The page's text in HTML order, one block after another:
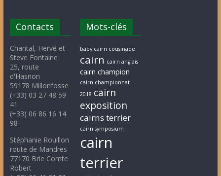
Contacts
Chantal, Hervé et
Steve Fontaine
25, route
d'Hasnon
59178 Millonfosse
(+33) 03 27 48 59
41
(+33) 06 86 16 14
98
Stéphanie Rouillon
route de Mandres
77170 Brie Comte
Robert
Mots-clés
baby cairn cousinade
cairn cairn anglais
cairn champion
cairn championnat
2018 cairn
exposition
cairns terrier
cairn symposium
cairn
terrier